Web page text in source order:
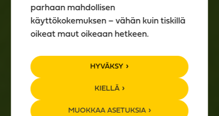
parhaan mahdollisen
käyttökokemuksen – vähän kuin tiskillä
oikeat maut oikeaan hetkeen.
HYVÄKSY
KIELLÄ
MUOKKAA ASETUKSIA
TAPAHTUMA­
KALENTERI